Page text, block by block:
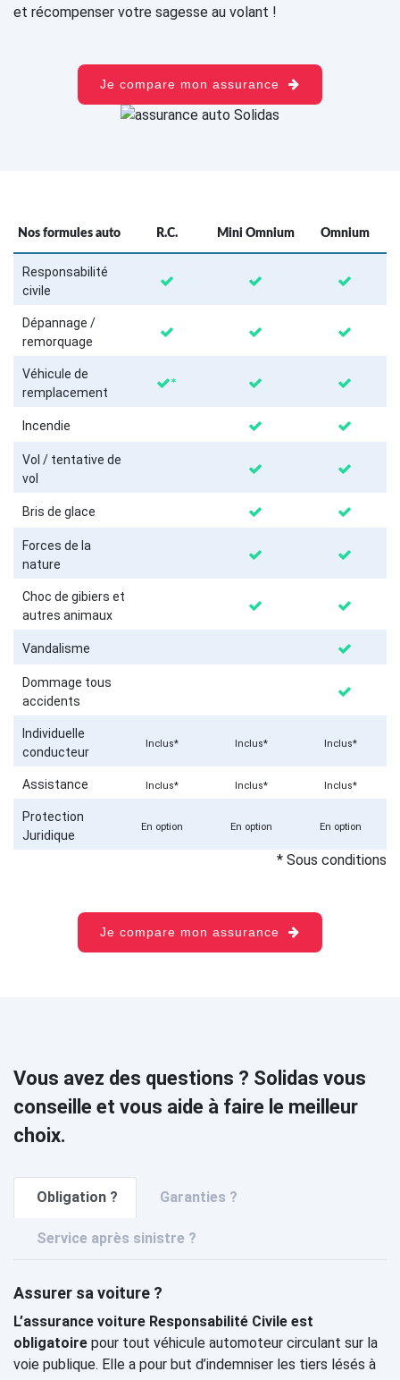
et récompenser votre sagesse au volant !
Je compare mon assurance
Nos formules auto R.C. Mini Omnium Omnium
Responsabilité
civile
Dépannage /
remorquage
Véhicule de
remplacement
*
Incendie
Vol / tentative de
vol
Bris de glace
Forces de la
nature
Choc de gibiers et
autres animaux
Vandalisme
Dommage tous
accidents
Individuelle
conducteur
Inclus* Inclus* Inclus*
Assistance Inclus* Inclus* Inclus*
Protection
Juridique
En option En option En option
* Sous conditions
Je compare mon assurance
Vous avez des questions ? Solidas vous
conseille et vous aide à faire le meilleur
choix.
Obligation ? Garanties ?
Service après sinistre ?
Assurer sa voiture ?
L’assurance voiture Responsabilité Civile est
obligatoire pour tout véhicule automoteur circulant sur la
voie publique. Elle a pour but d’indemniser les tiers lésés à